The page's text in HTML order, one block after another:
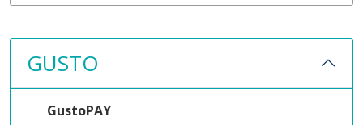
GUSTO
GustoPAY